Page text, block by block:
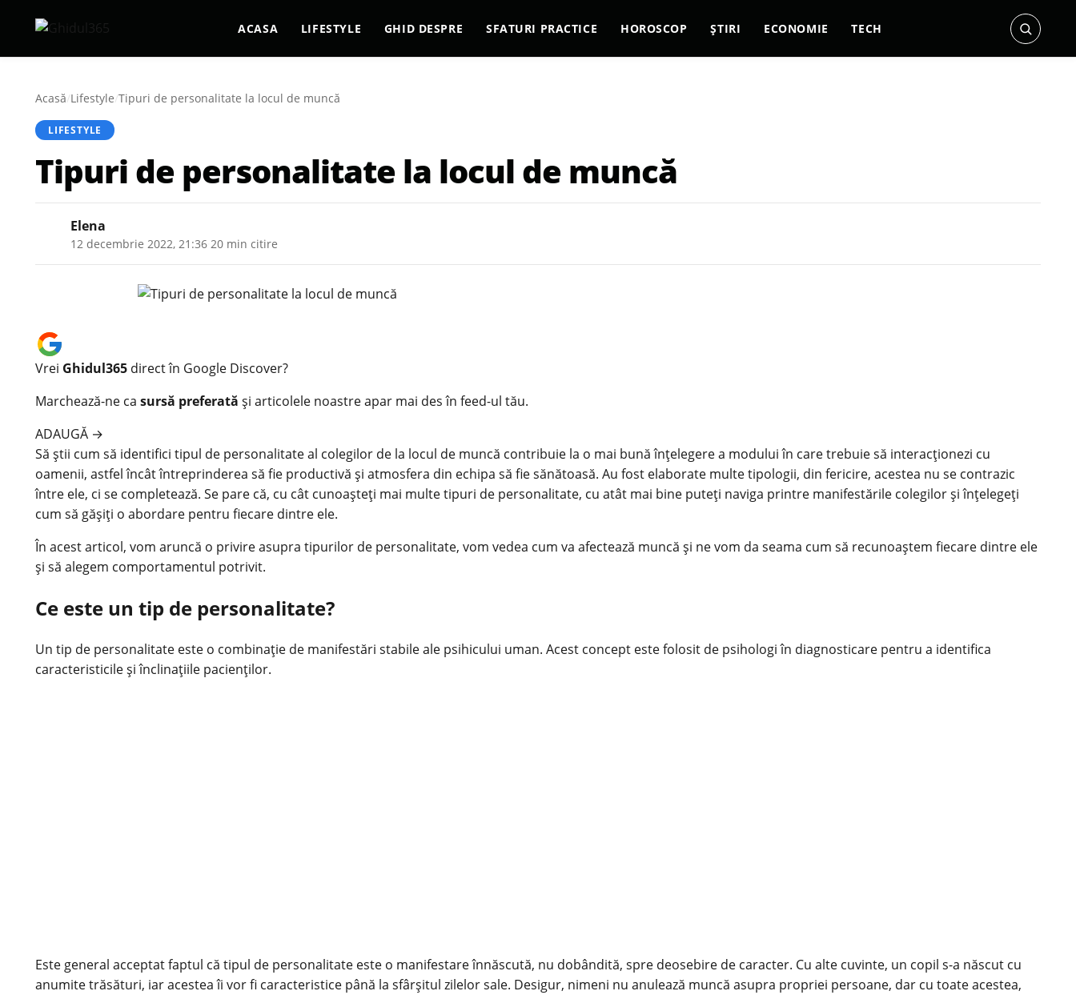
ACASA LIFESTYLE GHID DESPRE SFATURI PRACTICE HOROSCOP ȘTIRI ECONOMIE TECH
Acasă/Lifestyle/Tipuri de personalitate la locul de muncă
LIFESTYLE
Tipuri de personalitate la locul de muncă
Elena
12 decembrie 2022, 21:36 20 min citire
Vrei Ghidul365 direct în Google Discover?
Marchează-ne ca sursă preferată și articolele noastre apar mai des în feed-ul tău.
ADAUGĂ →
Să știi cum să identifici tipul de personalitate al colegilor de la locul de muncă contribuie la o mai bună înțelegere a modului în care trebuie să interacționezi cu
oamenii, astfel încât întreprinderea să fie productivă și atmosfera din echipa să fie sănătoasă. Au fost elaborate multe tipologii, din fericire, acestea nu se contrazic
între ele, ci se completează. Se pare că, cu cât cunoașteți mai multe tipuri de personalitate, cu atât mai bine puteți naviga printre manifestările colegilor și înțelegeți
cum să gășiți o abordare pentru fiecare dintre ele.
În acest articol, vom aruncă o privire asupra tipurilor de personalitate, vom vedea cum va afectează muncă și ne vom da seama cum să recunoaștem fiecare dintre ele
și să alegem comportamentul potrivit.
Ce este un tip de personalitate?
Un tip de personalitate este o combinație de manifestări stabile ale psihicului uman. Acest concept este folosit de psihologi în diagnosticare pentru a identifica
caracteristicile și înclinațiile pacienților.
Este general acceptat faptul că tipul de personalitate este o manifestare înnăscută, nu dobândită, spre deosebire de caracter. Cu alte cuvinte, un copil s-a născut cu
anumite trăsături, iar acestea îi vor fi caracteristice până la sfârșitul zilelor sale. Desigur, nimeni nu anulează muncă asupra propriei persoane, dar cu toate acestea,